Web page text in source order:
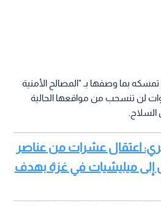
بما وصفها بـ "المصالح الأمنية
لن تنسحب من مواقعها الحالية
السلاح.
اعتقال عشرات من عناصر
إلى ميليشيات في غزة بهدف